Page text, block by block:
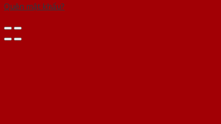
Quên mật khẩu?